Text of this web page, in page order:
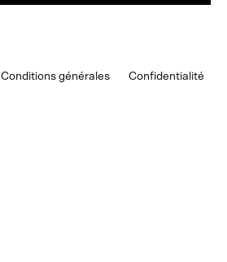
Conditions générales Confidentialité